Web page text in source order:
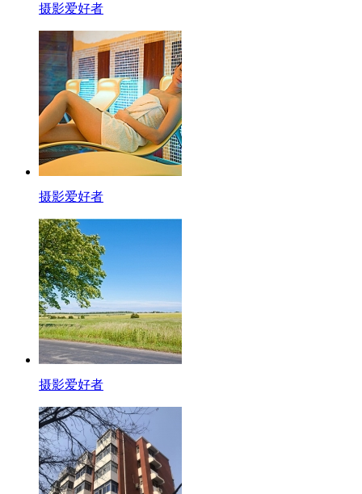
摄影爱好者
摄影爱好者
摄影爱好者